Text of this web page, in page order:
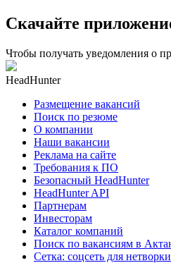
Скачайте
Чтобы получать уведомления о
HeadHunter
Размещение вакансий
Поиск по резюме
О компании
Наши вакансии
Реклама на сайте
Требования к ПО
Безопасный HeadHunter
HeadHunter API
Партнерам
Инвесторам
Каталог компаний
Поиск по вакансиям в
Сетка: соцсеть для